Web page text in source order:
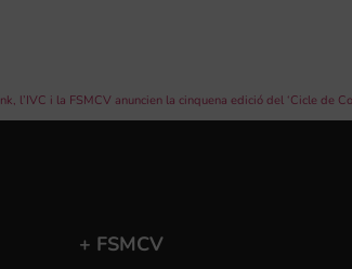
+ FSMCV